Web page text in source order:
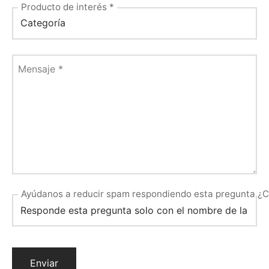
Producto de interés *
Mensaje *
Ayúdanos a reducir spam respondiendo esta pregunta